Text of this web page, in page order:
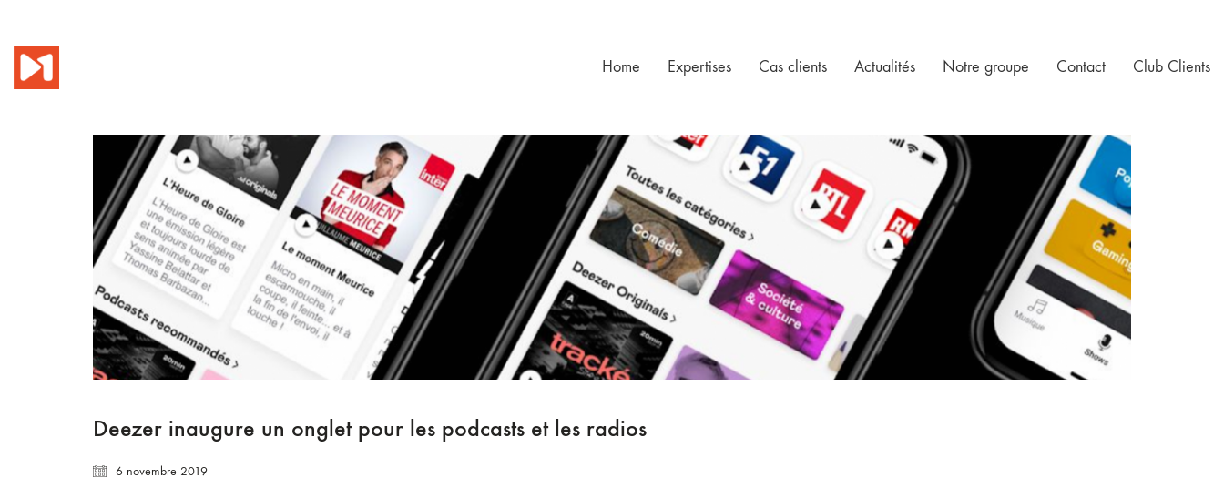
Home Expertises Cas clients Actualités Notre groupe Contact Club Clients
Deezer inaugure un onglet pour les podcasts et les radios
6 novembre 2019